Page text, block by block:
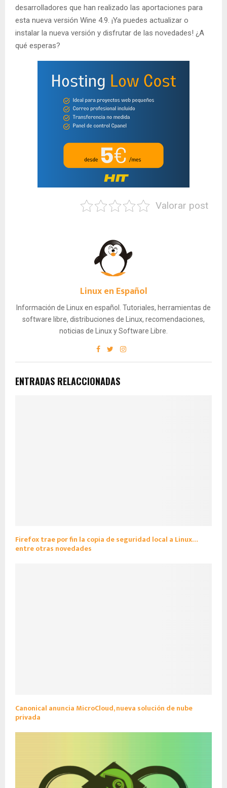
desarrolladores que han realizado las aportaciones para
esta nueva versión Wine 4.9. ¡Ya puedes actualizar o
instalar la nueva versión y disfrutar de las novedades! ¿A
qué esperas?
Valorar post
Linux en Español
Información de Linux en español. Tutoriales, herramientas de
software libre, distribuciones de Linux, recomendaciones,
noticias de Linux y Software Libre.
ENTRADAS RELACCIONADAS
Firefox trae por fin la copia de seguridad local a Linux…
entre otras novedades
Canonical anuncia MicroCloud, nueva solución de nube
privada